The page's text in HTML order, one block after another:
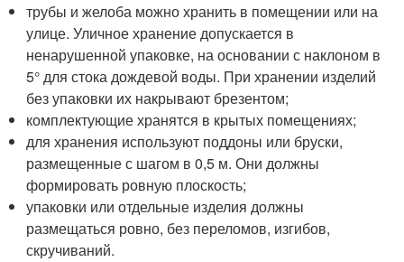
трубы и желоба можно хранить в помещении или на
улице. Уличное хранение допускается в
ненарушенной упаковке, на основании с наклоном в
5° для стока дождевой воды. При хранении изделий
без упаковки их накрывают брезентом;
комплектующие хранятся в крытых помещениях;
для хранения используют поддоны или бруски,
размещенные с шагом в 0,5 м. Они должны
формировать ровную плоскость;
упаковки или отдельные изделия должны
размещаться ровно, без переломов, изгибов,
скручиваний.